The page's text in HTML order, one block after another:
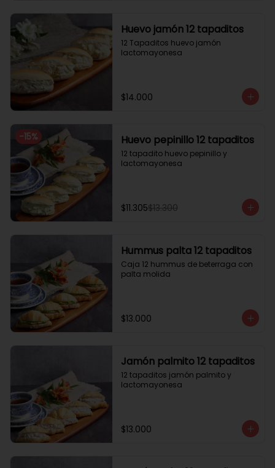
Huevo jamón 12 tapaditos
12 Tapaditos huevo jamón
lactomayonesa
$14.000
-15% Huevo pepinillo 12 tapaditos
12 tapadito huevo pepinillo y
lactomayonesa
$11.305$13.300
Hummus palta 12 tapaditos
Caja 12 hummus de beterraga con
palta molida
$13.000
Jamón palmito 12 tapaditos
12 tapaditos jamón palmito y
lactomayonesa
$13.000